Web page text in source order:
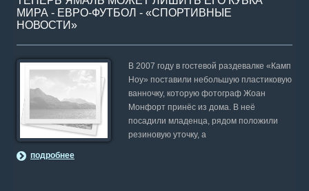
МИРА - ЕВРО-ФУТБОЛ - «СПОРТИВНЫЕ
НОВОСТИ»
В 2007 году в гостевой раздевалке «Камп
Ноу» поставили небольшую пластиковую
ванночку, которую фотограф Жоан
Монфорт принёс из дома. В неё
посадили младенца, рядом положили
резиновую уточку, а
подробнее